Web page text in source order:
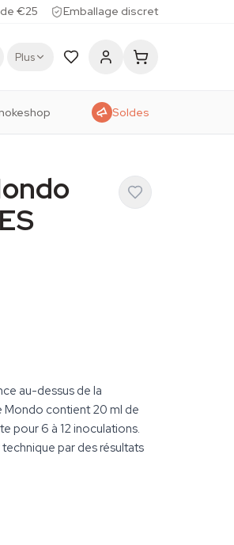
€25 Emballage discret
Plus
Soldes
au-dessus de la
Mondo contient 20 ml de
pour 6 à 12 inoculations.
par des résultats